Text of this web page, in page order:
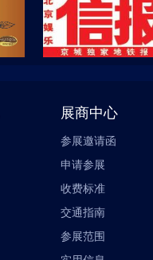
展商中心
参展邀请函
申请参展
收费标准
交通指南
参展范围